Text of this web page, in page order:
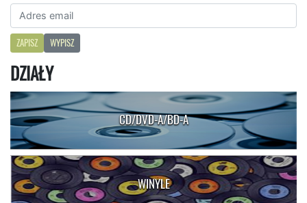
ZAPISZ WYPISZ
DZIAŁY
CD/DVD-A/BD-A
WINYLE